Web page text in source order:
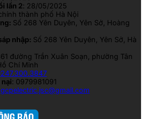
lần 2: 28/05/2025
thành phố Hà Nội
Số 268 Yên Duyên, Yên Sở, Hoàng
nhập: Số 268 Yên Duyên, Yên Sở, Hà
đường Trần Xuân Soạn, phường Tân
Chí Minh
nại: 0979981091